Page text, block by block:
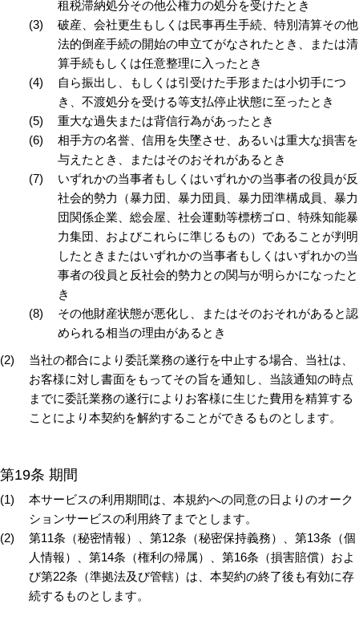
租税滞納処分その他公権力の処分を受けたとき
破産、会社更生もしくは民事再生手続、特別清算その他
法的倒産手続の開始の申立てがなされたとき、または清
算手続もしくは任意整理に入ったとき
自ら振出し、もしくは引受けた手形または小切手につ
き、不渡処分を受ける等支払停止状態に至ったとき
重大な過失または背信行為があったとき
相手方の名誉、信用を失墜させ、あるいは重大な損害を
与えたとき、またはそのおそれがあるとき
いずれかの当事者もしくはいずれかの当事者の役員が反
社会的勢力（暴力団、暴力団員、暴力団準構成員、暴力
団関係企業、総会屋、社会運動等標榜ゴロ、特殊知能暴
力集団、およびこれらに準じるもの）であることが判明
したときまたはいずれかの当事者もしくはいずれかの当
事者の役員と反社会的勢力との関与が明らかになったと
き
その他財産状態が悪化し、またはそのおそれがあると認
められる相当の理由があるとき
当社の都合により委託業務の遂行を中止する場合、当社は、
お客様に対し書面をもってその旨を通知し、当該通知の時点
までに委託業務の遂行によりお客様に生じた費用を精算する
ことにより本契約を解約することができるものとします。
第19条 期間
本サービスの利用期間は、本規約への同意の日よりのオーク
ションサービスの利用終了までとします。
第11条（秘密情報）、第12条（秘密保持義務）、第13条（個
人情報）、第14条（権利の帰属）、第16条（損害賠償）およ
び第22条（準拠法及び管轄）は、本契約の終了後も有効に存
続するものとします。